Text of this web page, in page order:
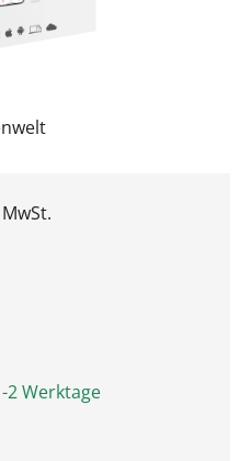
2 Werktage
den